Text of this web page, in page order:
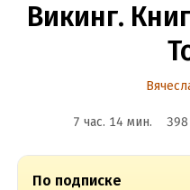
Викинг.
7 час. 14 мин.
По подписке